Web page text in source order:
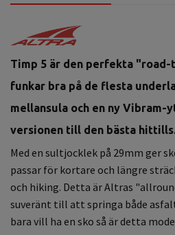
Timp 5 är den perfekta
funkar bra på de flesta
mellansula och en ny Vibram-
versionen till den bästa
Med en sultjocklek på 29mm ger
passar för kortare och längre
och hiking. Detta är Altras
suveränt till att springa både
bara vill ha en sko så är detta